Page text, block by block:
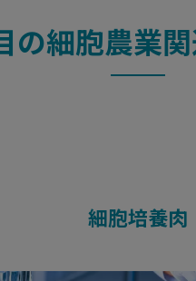
の細胞農業
細胞培養肉